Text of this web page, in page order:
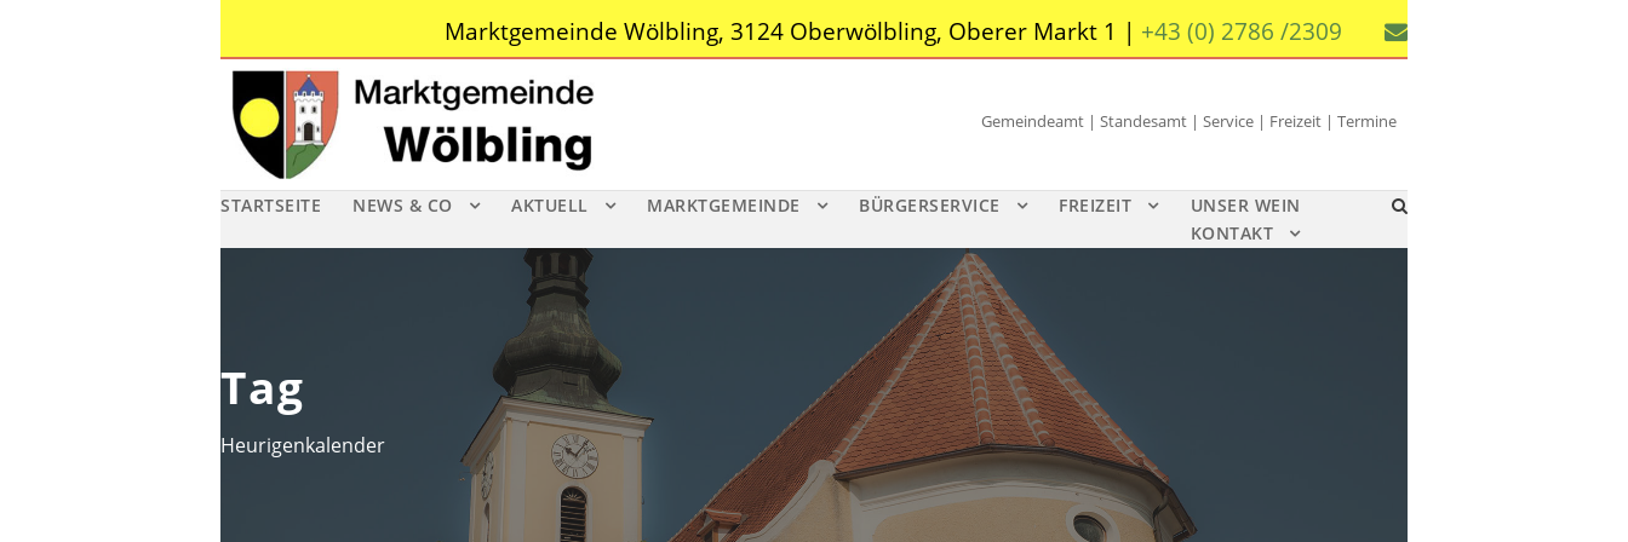
Marktgemeinde Wölbling, 3124 Oberwölbling, Oberer Markt 1 | +43 (0) 2786 /2309
Gemeindeamt | Standesamt | Service | Freizeit | Termine
STARTSEITE NEWS & CO AKTUELL MARKTGEMEINDE BÜRGERSERVICE FREIZEIT
UNSER WEIN
KONTAKT
Tag
Heurigenkalender